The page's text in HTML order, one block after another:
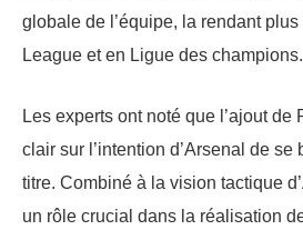
globale de l’équipe, la rendant
League et en Ligue des champions.
Les experts ont noté que l’ajout
clair sur l’intention d’Arsenal de
titre. Combiné à la vision tactique
un rôle crucial dans la réalisation